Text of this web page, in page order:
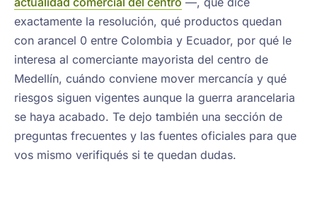
exactamente la resolución, qué productos quedan
con arancel 0 entre Colombia y Ecuador, por qué le
interesa al comerciante mayorista del centro de
Medellín, cuándo conviene mover mercancía y qué
riesgos siguen vigentes aunque la guerra arancelaria
se haya acabado. Te dejo también una sección de
preguntas frecuentes y las fuentes oficiales para que
vos mismo verifiqués si te quedan dudas.